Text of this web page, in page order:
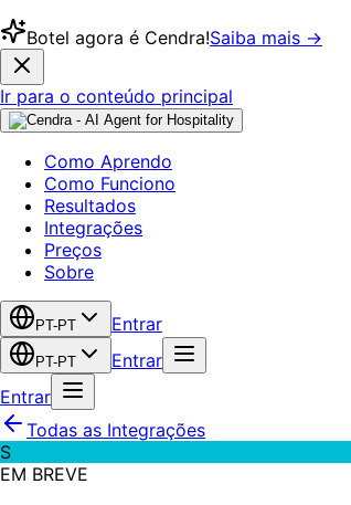
Botel agora é Cendra!Saiba mais →
Ir para o conteúdo principal
Como Aprendo
Como Funciono
Resultados
Integrações
Preços
Sobre
PT-PT Entrar
PT-PT
Entrar
Entrar
Todas as Integrações
S
EM BREVE